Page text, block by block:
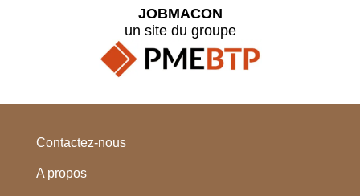
JOBMACON
un site du groupe
Contactez-nous
A propos